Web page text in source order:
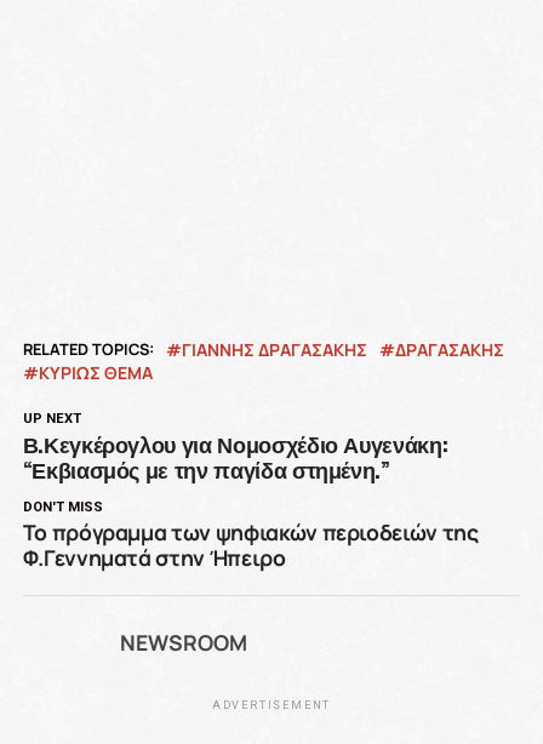
RELATED TOPICS: ΓΙΑΝΝΗΣ ΔΡΑΓΑΣΑΚΗΣ
ΔΡΑΓΑΣΑΚΗΣ
ΚΥΡΙΩΣ ΘΕΜΑ
UP NEXT
Β.Κεγκέρογλου για Νομοσχέδιο Αυγενάκη:
“Εκβιασμός με την παγίδα στημένη.”
DON'T MISS
Το πρόγραμμα των ψηφιακών περιοδειών της
Φ.Γεννηματά στην Ήπειρο
NEWSROOM
ADVERTISEMENT